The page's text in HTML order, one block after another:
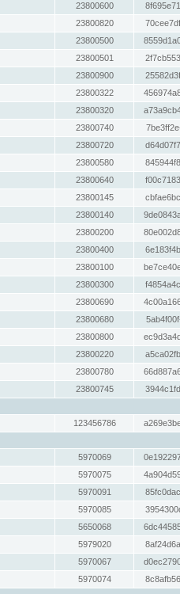
23800600
23800820
23800500
23800501
23800900
23800322
23800320
23800740
23800720
23800580
23800640
23800145
23800140
23800200
23800400
23800100
23800300
23800690
23800680
23800800
23800220
23800780
23800745
123456786
5970069
5970075
5970091
5970085
5650068
5979020
5970067
5970074